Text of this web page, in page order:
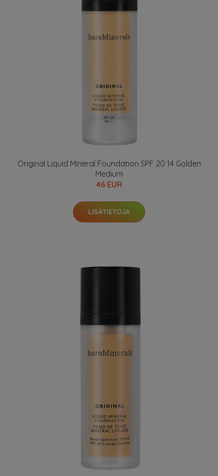
Original Liquid Mineral Foundation SPF 20 14 Golden
Medium
46 EUR
LISÄTIETOJA